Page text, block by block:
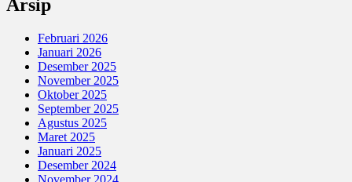
Arsip
Februari 2026
Januari 2026
Desember 2025
November 2025
Oktober 2025
September 2025
Agustus 2025
Maret 2025
Januari 2025
Desember 2024